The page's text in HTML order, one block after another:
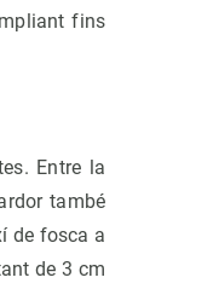
fins
Entre la
també
de fosca a
de 3 cm